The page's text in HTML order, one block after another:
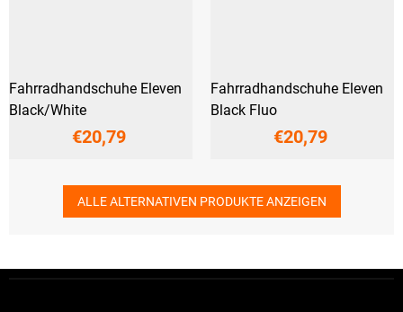
Fahrradhandschuhe Eleven
Black/White
€20,79
Fahrradhandschuhe Eleven
Black Fluo
€20,79
ALLE ALTERNATIVEN PRODUKTE ANZEIGEN